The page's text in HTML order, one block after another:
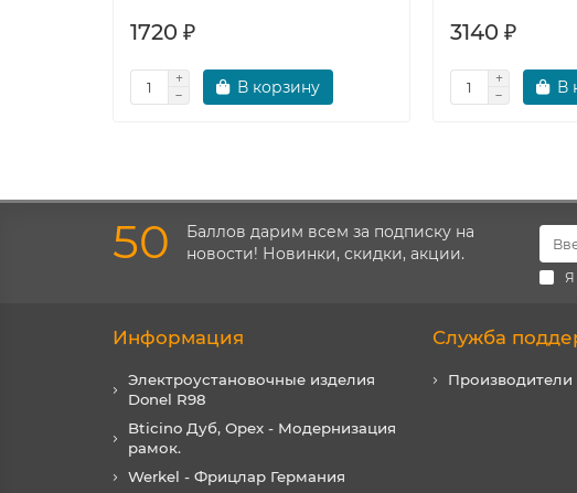
1720 ₽
В корзину
3140 ₽
В
50
Баллов дарим всем за подписку на
новости! Новинки, скидки, акции.
Я
Информация
Электроустановочные изделия
Donel R98
Bticino Дуб, Орех - Модернизация
рамок.
Werkel - Фрицлар Германия
Служба
Производители